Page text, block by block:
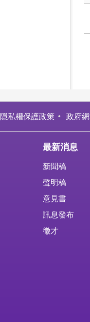
隱私權保護政策 政府
最新消息
新聞稿
聲明稿
意見書
訊息發布
徵才